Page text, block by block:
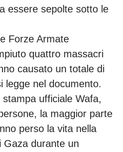
essere sepolte sotto le
Forze Armate
quattro massacri
causato un totale di
legge nel documento.
stampa ufficiale Wafa,
la maggior parte
perso la vita nella
Gaza durante un